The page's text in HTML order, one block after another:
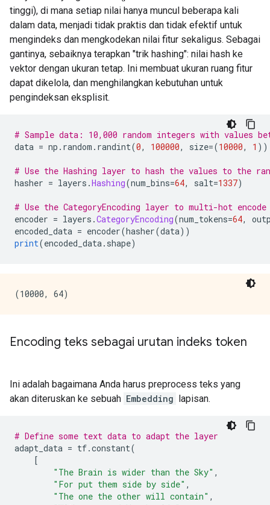
tinggi), di mana setiap nilai hanya muncul beberapa kali
dalam data, menjadi tidak praktis dan tidak efektif untuk
mengindeks dan mengkodekan nilai fitur sekaligus. Sebagai
gantinya, sebaiknya terapkan "trik hashing": nilai hash ke
vektor dengan ukuran tetap. Ini membuat ukuran ruang fitur
dapat dikelola, dan menghilangkan kebutuhan untuk
pengindeksan eksplisit.
# Sample data: 10,000 random integers with values
data = np . random . randint(0, 100000, size=(10000, 1 ))
# Use the Hashing layer to hash the values to the
hasher = layers .Hashing(num_bins=64, salt=1337)
# Use the CategoryEncoding layer to multi-hot encode
encoder = layers .CategoryEncoding(num_tokens=64,
encoded_data = encoder(hasher(data))
print(encoded_data. shape)
Encoding teks sebagai urutan indeks token
Ini adalah bagaimana Anda harus preprocess teks yang
akan diteruskan ke sebuah Embedding lapisan.
# Define some text data to adapt the layer
adapt_data = tf.constant(
[
"The Brain is wider than the Sky" ,
"For put them side by side" ,
"The one the other will contain" ,